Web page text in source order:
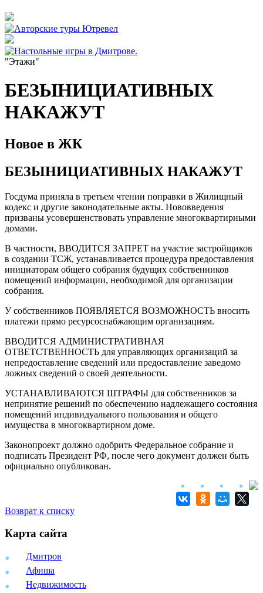
"Этажи"
БЕЗЫНИЦИАТИВНЫХ
НАКАЖУТ
Новое в ЖК
БЕЗЫНИЦИАТИВНЫХ НАКАЖУТ
Госдума приняла в третьем чтении поправки в Жилищный
кодекс и другие законодательные акты. Нововведения
призваны усовершенствовать управление многоквартирными
домами.
В частности, ВВОДИТСЯ ЗАПРЕТ на участие застройщиков
в создании ТСЖ, устанавливается процедура предоставления
инициаторам общего собрания будущих собственников
помещений информации, необходимой для организации
собрания.
У собственников ПОЯВЛЯЕТСЯ ВОЗМОЖНОСТЬ вносить
платежи прямо ресурсоснабжающим организациям.
ВВОДИТСЯ АДМИНИСТРАТИВНАЯ
ОТВЕТСТВЕННОСТЬ для управляющих организаций за
непредоставление сведений или предоставление заведомо
ложных сведений о своей деятельности.
УСТАНАВЛИВАЮТСЯ ШТРАФЫ для собственников за
непринятие решений по обеспечению надлежащего состояния
помещений индивидуального пользования и общего
имущества в многоквартирном доме.
Законопроект должно одобрить Федеральное собрание и
подписать Президент РФ, после чего документ должен быть
официально опубликован.
Возврат к списку
Карта сайта
Дмитров
Афиша
Недвижимость